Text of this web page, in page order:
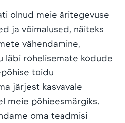
olnud meie äritegevuse
ja võimalused, näiteks
vähendamine,
läbi rohelisemate kodude
toidu
järjest kasvavale
meie põhieesmärgiks.
oma teadmisi